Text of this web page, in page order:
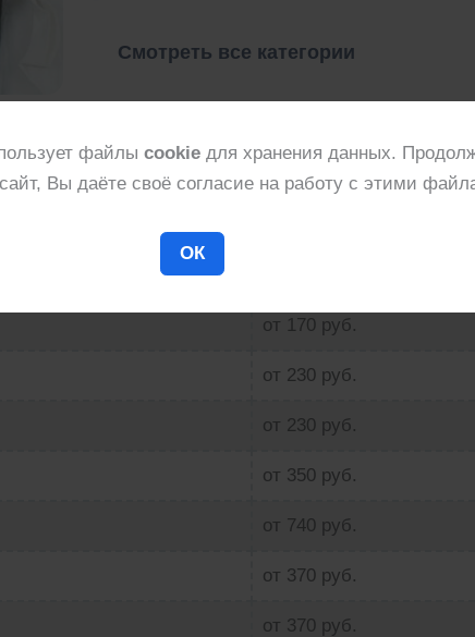
Смотреть все категории
Стоимость пошива
от 170 руб.
от 230 руб.
от 230 руб.
от 350 руб.
от 740 руб.
от 370 руб.
от 370 руб.
файлы cookie для хранения данных.
Вы даёте своё согласие на работу с этими
ОК